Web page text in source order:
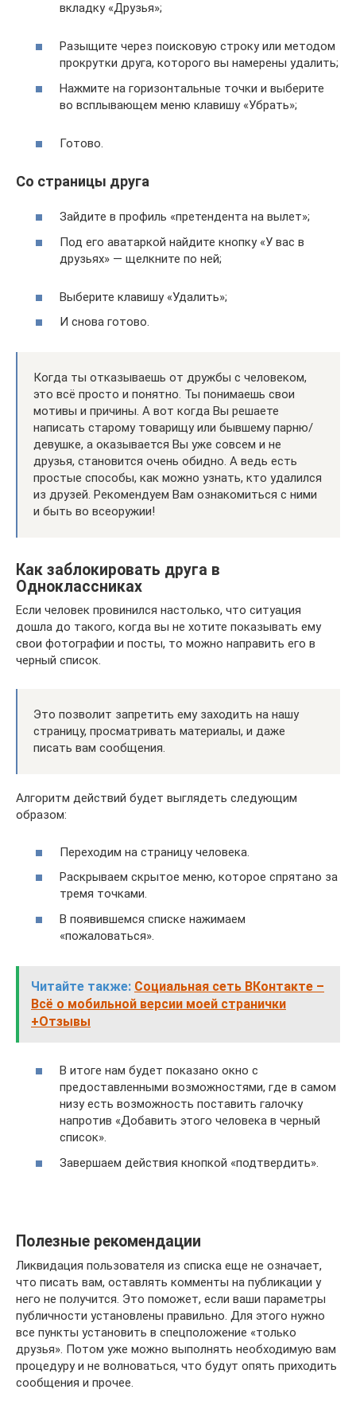
вкладку «Друзья»;
Разыщите через поисковую строку или методом
прокрутки друга, которого вы намерены удалить;
Нажмите на горизонтальные точки и выберите
во всплывающем меню клавишу «Убрать»;
Готово.
Со страницы друга
Зайдите в профиль «претендента на вылет»;
Под его аватаркой найдите кнопку «У вас в
друзьях» — щелкните по ней;
Выберите клавишу «Удалить»;
И снова готово.
Когда ты отказываешь от дружбы с человеком,
это всё просто и понятно. Ты понимаешь свои
мотивы и причины. А вот когда Вы решаете
написать старому товарищу или бывшему парню/
девушке, а оказывается Вы уже совсем и не
друзья, становится очень обидно. А ведь есть
простые способы, как можно узнать, кто удалился
из друзей. Рекомендуем Вам ознакомиться с ними
и быть во всеоружии!
Как заблокировать друга в
Одноклассниках
Если человек провинился настолько, что ситуация
дошла до такого, когда вы не хотите показывать ему
свои фотографии и посты, то можно направить его в
черный список.
Это позволит запретить ему заходить на нашу
страницу, просматривать материалы, и даже
писать вам сообщения.
Алгоритм действий будет выглядеть следующим
образом:
Переходим на страницу человека.
Раскрываем скрытое меню, которое спрятано за
тремя точками.
В появившемся списке нажимаем
«пожаловаться».
Читайте также: Социальная сеть ВКонтакте –
Всё о мобильной версии моей странички
+Отзывы
В итоге нам будет показано окно с
предоставленными возможностями, где в самом
низу есть возможность поставить галочку
напротив «Добавить этого человека в черный
список».
Завершаем действия кнопкой «подтвердить».
Полезные рекомендации
Ликвидация пользователя из списка еще не означает,
что писать вам, оставлять комменты на публикации у
него не получится. Это поможет, если ваши параметры
публичности установлены правильно. Для этого нужно
все пункты установить в спецположение «только
друзья». Потом уже можно выполнять необходимую вам
процедуру и не волноваться, что будут опять приходить
сообщения и прочее.